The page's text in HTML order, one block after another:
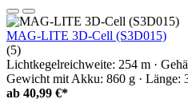
MAG-LITE 3D-Cell (S3D015)
(5)
Lichtkegelreichweite: 254 m ·
Gewicht mit Akku: 860 g · Länge:
ab 40,99 €*